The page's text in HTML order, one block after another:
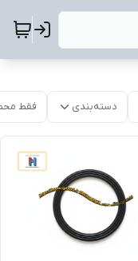
دسته‌بندی فقط